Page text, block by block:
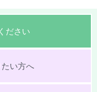
ださい
い方へ